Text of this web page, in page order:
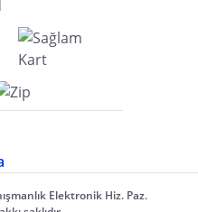
Elektronik Hiz. Paz.